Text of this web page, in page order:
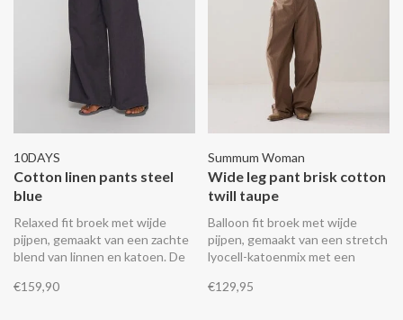
10DAYS
Cotton linen pants steel
blue
Relaxed fit broek met wijde
pijpen, gemaakt van een zachte
blend van linnen en katoen. De
tailleband met trekkoord,
€159,90
Summum Woman
Wide leg pant brisk cotton
twill taupe
Balloon fit broek met wijde
pijpen, gemaakt van een stretch
lyocell-katoenmix met een
broek heeft een hoge taille met
€129,95